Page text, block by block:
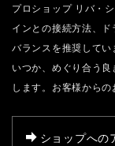
プロショップ リバ・
インとの接続方法、
バランスを推奨してい
いつか、めぐり合う
します。お客様からの
ショップへの